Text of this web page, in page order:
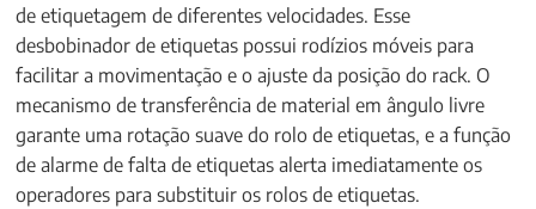
de etiquetagem de diferentes velocidades. Esse
desbobinador de etiquetas possui rodízios móveis para
facilitar a movimentação e o ajuste da posição do rack. O
mecanismo de transferência de material em ângulo livre
garante uma rotação suave do rolo de etiquetas, e a função
de alarme de falta de etiquetas alerta imediatamente os
operadores para substituir os rolos de etiquetas.